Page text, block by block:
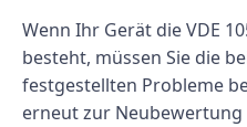
Wenn Ihr Gerät die VDE
besteht, müssen Sie die
festgestellten Probleme
erneut zur Neubewertung